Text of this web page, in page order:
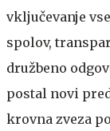
vključevanje
spolov,
družbeno
postal novi
krovna zveza